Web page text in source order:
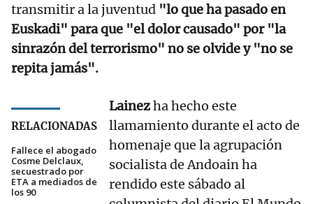
transmitir a la juventud "lo que ha pasado en
Euskadi" para que "el dolor causado" por "la
sinrazón del terrorismo" no se olvide y "no se
repita jamás".
RELACIONADAS
Fallece el abogado
Cosme Delclaux,
secuestrado por
ETA a mediados de
los 90
Lainezha hecho este
llamamiento durante el acto de
homenaje que la agrupación
socialista de Andoain ha
rendido este sábado al